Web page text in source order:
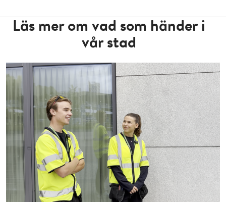
Läs mer om vad som händer i
vår stad